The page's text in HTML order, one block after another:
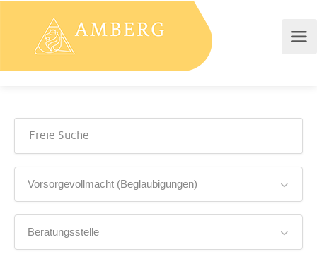
Vorsorgevollmacht (Beglaubigungen)
Beratungsstelle